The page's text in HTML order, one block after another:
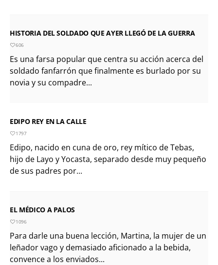
HISTORIA DEL SOLDADO QUE AYER LLEGÓ DE LA GUERRA
606
Es una farsa popular que centra su acción acerca del
soldado fanfarrón que finalmente es burlado por su
novia y su compadre...
EDIPO REY EN LA CALLE
1797
Edipo, nacido en cuna de oro, rey mítico de Tebas,
hijo de Layo y Yocasta, separado desde muy pequeño
de sus padres por...
EL MÉDICO A PALOS
1096
Para darle una buena lección, Martina, la mujer de un
leñador vago y demasiado aficionado a la bebida,
convence a los enviados...